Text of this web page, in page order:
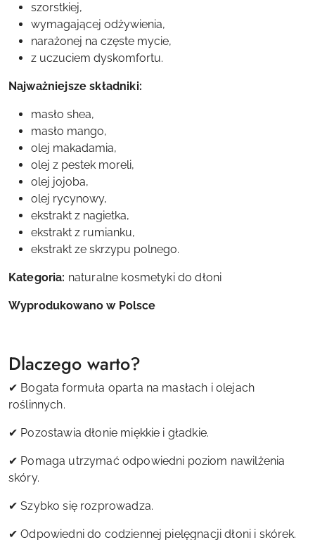
szorstkiej,
wymagającej odżywienia,
narażonej na częste mycie,
z uczuciem dyskomfortu.
Najważniejsze składniki:
masło shea,
masło mango,
olej makadamia,
olej z pestek moreli,
olej jojoba,
olej rycynowy,
ekstrakt z nagietka,
ekstrakt z rumianku,
ekstrakt ze skrzypu polnego.
Kategoria: naturalne kosmetyki do dłoni
Wyprodukowano w Polsce
Dlaczego warto?
✔ Bogata formuła oparta na masłach i olejach
roślinnych.
✔ Pozostawia dłonie miękkie i gładkie.
✔ Pomaga utrzymać odpowiedni poziom nawilżenia
skóry.
✔ Szybko się rozprowadza.
✔ Odpowiedni do codziennej pielęgnacji dłoni i skórek.